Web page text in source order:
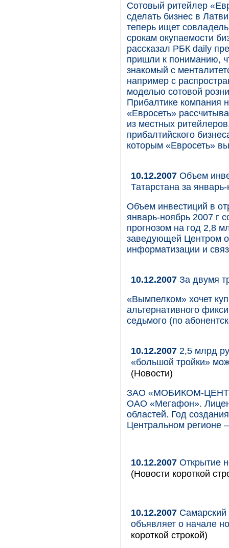
Сотовый ритейлер
сделать бизнес в
теперь ищет
срокам окупаемости
рассказал РБК daily
пришли к пониманию,
знакомый с
например с
моделью сотовой
Прибалтике компания
«Евросеть»
из местных
прибалтийского
которым «Евросеть»
10.12.2007 Объем
Татарстана за
Объем инвестиций в
январь-ноябрь 2007 г
прогнозом на год 2,8
заведующей Центром
информатизации и
10.12.2007 За двумя
«Вымпелком» хочет
альтернативного
седьмого (по
10.12.2007 2,5 млрд
«большой тройки»
(Новости)
ЗАО «МОБИКОМ-
ОАО «Мегафон».
областей. Год
Центральном регионе
10.12.2007 Открытие
(Новости короткой
10.12.2007
объявляет о начале
короткой строкой)